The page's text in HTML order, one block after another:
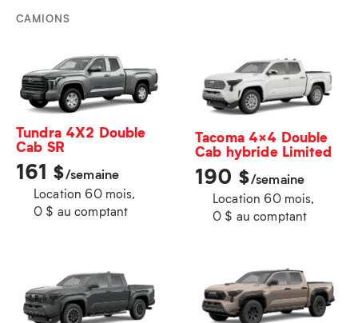
CAMIONS
Tundra 4X2 Double
Cab SR
161 $/semaine
Location 60 mois,
0 $ au comptant
Tacoma 4×4 Double
Cab hybride Limited
190 $/semaine
Location 60 mois,
0 $ au comptant